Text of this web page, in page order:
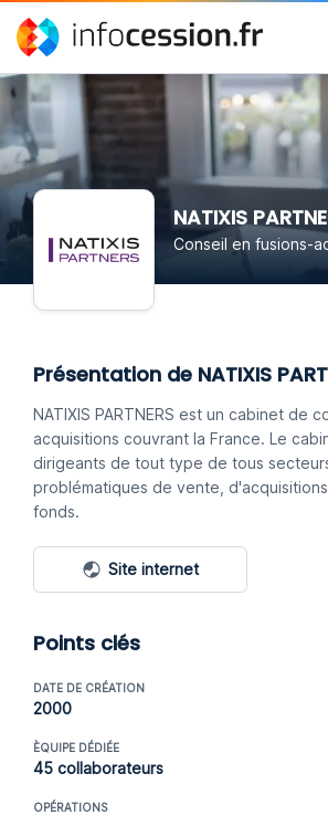
NATIXIS
Conseil en fusions-
Présentation de NATIXIS
NATIXIS PARTNERS est un cabinet de
acquisitions couvrant la France. Le
dirigeants de tout type de tous
problématiques de vente,
fonds.
Site internet
Points clés
DATE DE CRÉATION
2000
ÈQUIPE DÉDIÉE
45 collaborateurs
OPÉRATIONS